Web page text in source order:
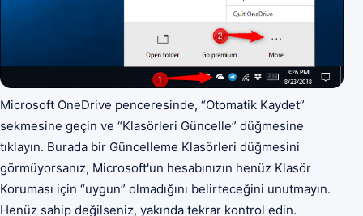
Microsoft OneDrive penceresinde, “Otomatik Kaydet”
sekmesine geçin ve “Klasörleri Güncelle” düğmesine
tıklayın. Burada bir Güncelleme Klasörleri düğmesini
görmüyorsanız, Microsoft'un hesabınızın henüz Klasör
Koruması için “uygun” olmadığını belirteceğini unutmayın.
Henüz sahip değilseniz, yakında tekrar kontrol edin.